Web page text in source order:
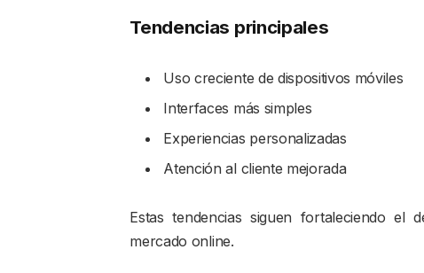
Tendencias principales
Uso creciente de dispositivos móviles
Interfaces más simples
Experiencias personalizadas
Atención al cliente mejorada
Estas tendencias siguen fortaleciendo el
mercado online.